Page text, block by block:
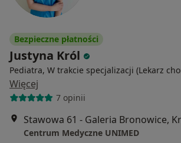
Bezpieczne płatności
Justyna Król
Pediatra, W trakcie specjalizacji (Lekarz
Więcej
7 opinii
Stawowa 61 - Galeria Bronowice,
Centrum Medyczne UNIMED